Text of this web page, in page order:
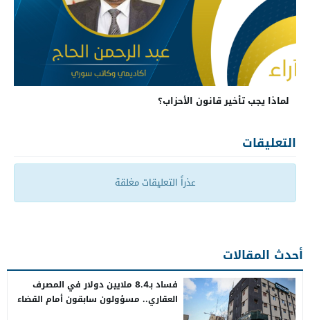
لماذا يجب تأخير قانون الأحزاب؟
التعليقات
عذراً التعليقات مغلقة
أحدث المقالات
فساد بـ8.4 ملايين دولار في المصرف
العقاري.. مسؤولون سابقون أمام القضاء